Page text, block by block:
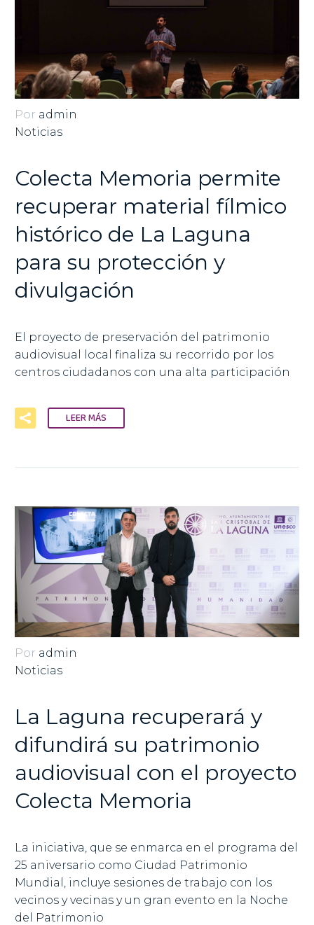
Por admin
Noticias
Colecta Memoria permite
recuperar material fílmico
histórico de La Laguna
para su protección y
divulgación
El proyecto de preservación del patrimonio
audiovisual local finaliza su recorrido por los
centros ciudadanos con una alta participación
LEER MÁS
Por admin
Noticias
La Laguna recuperará y
difundirá su patrimonio
audiovisual con el proyecto
Colecta Memoria
La iniciativa, que se enmarca en el programa del
25 aniversario como Ciudad Patrimonio
Mundial, incluye sesiones de trabajo con los
vecinos y vecinas y un gran evento en la Noche
del Patrimonio